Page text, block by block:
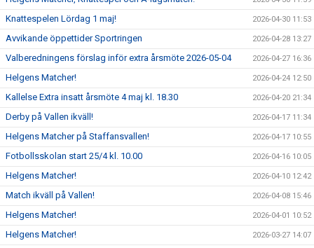
Knattespelen Lördag 1 maj! 2026-04-30 11:53
Avvikande öppettider Sportringen 2026-04-28 13:27
Valberedningens förslag inför extra årsmöte 2026-05-04 2026-04-27 16:36
Helgens Matcher! 2026-04-24 12:50
Kallelse Extra insatt årsmöte 4 maj kl. 18.30 2026-04-20 21:34
Derby på Vallen ikväll! 2026-04-17 11:34
Helgens Matcher på Staffansvallen! 2026-04-17 10:55
Fotbollsskolan start 25/4 kl. 10.00 2026-04-16 10:05
Helgens Matcher! 2026-04-10 12:42
Match ikväll på Vallen! 2026-04-08 15:46
Helgens Matcher! 2026-04-01 10:52
Helgens Matcher! 2026-03-27 14:07